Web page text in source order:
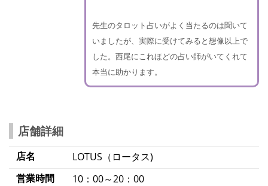
先生のタロット占いがよく当たるのは聞いて
いましたが、実際に受けてみると想像以上で
した。西尾にこれほどの占い師がいてくれて
本当に助かります。
店舗詳細
店名
LOTUS（ロータス)
営業時間
10：00～20：00